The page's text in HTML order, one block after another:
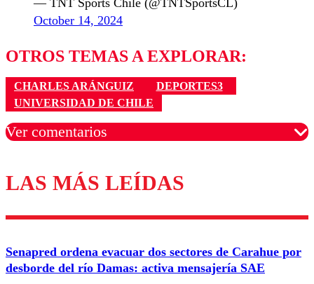
— TNT Sports Chile (@TNTSportsCL)
October 14, 2024
OTROS TEMAS A EXPLORAR:
CHARLES ARÁNGUIZ
DEPORTES3
UNIVERSIDAD DE CHILE
Ver comentarios
Los comentarios son moderados para garantizar un
diálogo respetuoso.
Correo
LAS MÁS LEÍDAS
Senapred ordena evacuar dos sectores de Carahue por
desborde del río Damas: activa mensajería SAE